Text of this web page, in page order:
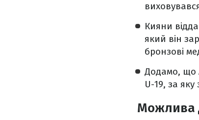
Кияни
який він
бронзові
Додамо, що
U-19, за яку
Можлива